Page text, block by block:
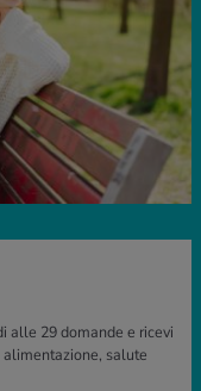
alle 29 domande e ricevi
salute